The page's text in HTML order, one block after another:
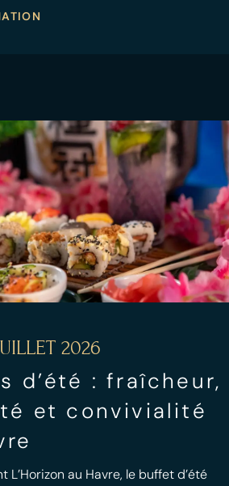
2026
d’été : fraîcheur,
et convivialité
L’Horizon au Havre, le buffet d’été